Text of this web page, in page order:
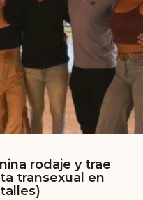
rodaje y trae
transexual en